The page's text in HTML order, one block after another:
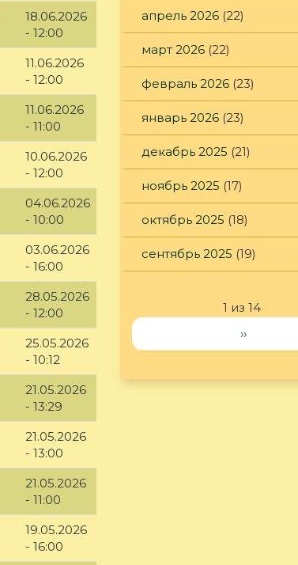
18.06.2026
- 12:00
11.06.2026
- 12:00
11.06.2026
- 11:00
10.06.2026
- 12:00
04.06.2026
- 10:00
03.06.2026
- 16:00
28.05.2026
- 12:00
25.05.2026
- 10:12
21.05.2026
- 13:29
21.05.2026
- 13:00
21.05.2026
- 11:00
19.05.2026
- 16:00
апрель 2026 (22)
март 2026 (22)
февраль 2026 (23)
январь 2026 (23)
декабрь 2025 (21)
ноябрь 2025 (17)
октябрь 2025 (18)
сентябрь 2025 (19)
1 из 14
››